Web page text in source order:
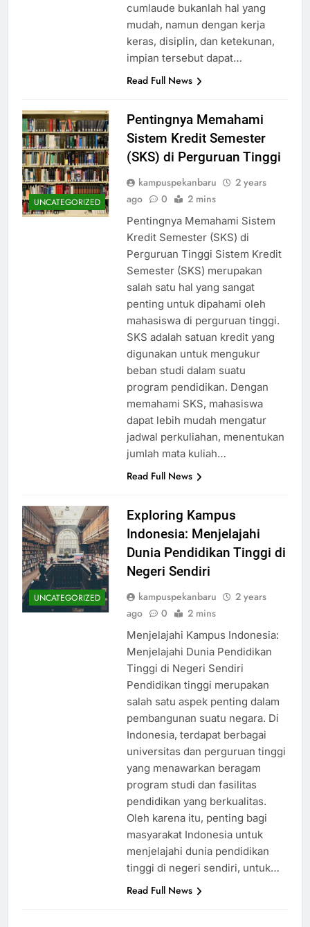
cumlaude bukanlah hal yang
mudah, namun dengan kerja
keras, disiplin, dan ketekunan,
impian tersebut dapat…
Read Full News
UNCATEGORIZED
Pentingnya Memahami
Sistem Kredit Semester
(SKS) di Perguruan Tinggi
kampuspekanbaru
2 years
ago
0 2 mins
Pentingnya Memahami Sistem
Kredit Semester (SKS) di
Perguruan Tinggi Sistem Kredit
Semester (SKS) merupakan
salah satu hal yang sangat
penting untuk dipahami oleh
mahasiswa di perguruan tinggi.
SKS adalah satuan kredit yang
digunakan untuk mengukur
beban studi dalam suatu
program pendidikan. Dengan
memahami SKS, mahasiswa
dapat lebih mudah mengatur
jadwal perkuliahan, menentukan
jumlah mata kuliah…
Read Full News
UNCATEGORIZED
Exploring Kampus
Indonesia: Menjelajahi
Dunia Pendidikan Tinggi di
Negeri Sendiri
kampuspekanbaru
2 years
ago
0 2 mins
Menjelajahi Kampus Indonesia:
Menjelajahi Dunia Pendidikan
Tinggi di Negeri Sendiri
Pendidikan tinggi merupakan
salah satu aspek penting dalam
pembangunan suatu negara. Di
Indonesia, terdapat berbagai
universitas dan perguruan tinggi
yang menawarkan beragam
program studi dan fasilitas
pendidikan yang berkualitas.
Oleh karena itu, penting bagi
masyarakat Indonesia untuk
menjelajahi dunia pendidikan
tinggi di negeri sendiri, untuk…
Read Full News